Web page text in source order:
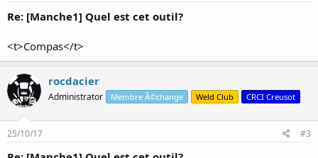
Re: [Manche1] Quel est cet outil?
<t>Compas</t>
rocdacier
Administrator Membre Ã©change Weld Club CRCI Creusot
25/10/17 #3